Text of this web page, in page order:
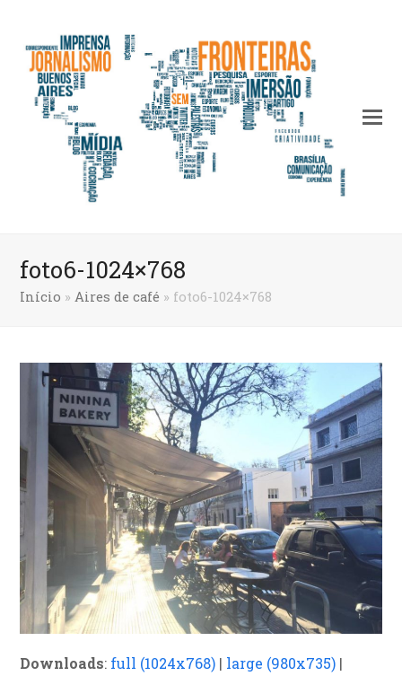
foto6-1024×768
Início »Aires de café » foto6-1024×768
Downloads: full (1024x768) | large (980x735) |